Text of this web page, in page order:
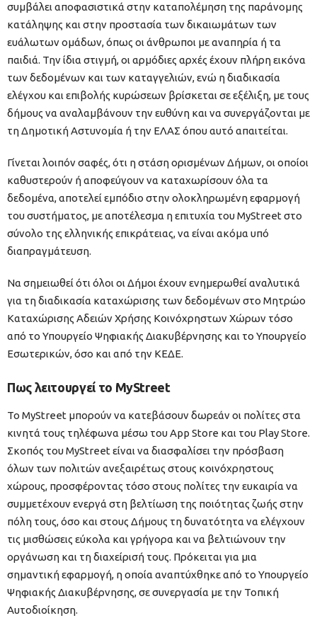
συμβάλει αποφασιστικά στην καταπολέμηση της παράνομης
κατάληψης και στην προστασία των δικαιωμάτων των
ευάλωτων ομάδων, όπως οι άνθρωποι με αναπηρία ή τα
παιδιά. Την ίδια στιγμή, οι αρμόδιες αρχές έχουν πλήρη εικόνα
των δεδομένων και των καταγγελιών, ενώ η διαδικασία
ελέγχου και επιβολής κυρώσεων βρίσκεται σε εξέλιξη, με τους
δήμους να αναλαμβάνουν την ευθύνη και να συνεργάζονται με
τη Δημοτική Αστυνομία ή την ΕΛΑΣ όπου αυτό απαιτείται.
Γίνεται λοιπόν σαφές, ότι η στάση ορισμένων Δήμων, οι οποίοι
καθυστερούν ή αποφεύγουν να καταχωρίσουν όλα τα
δεδομένα, αποτελεί εμπόδιο στην ολοκληρωμένη εφαρμογή
του συστήματος, με αποτέλεσμα η επιτυχία του MyStreet στο
σύνολο της ελληνικής επικράτειας, να είναι ακόμα υπό
διαπραγμάτευση.
Να σημειωθεί ότι όλοι οι Δήμοι έχουν ενημερωθεί αναλυτικά
για τη διαδικασία καταχώρισης των δεδομένων στο Μητρώο
Καταχώρισης Αδειών Χρήσης Κοινόχρηστων Χώρων τόσο
από το Υπουργείο Ψηφιακής Διακυβέρνησης και το Υπουργείο
Εσωτερικών, όσο και από την ΚΕΔΕ.
Πως λειτουργεί το MyStreet
Το MyStreet μπορούν να κατεβάσουν δωρεάν οι πολίτες στα
κινητά τους τηλέφωνα μέσω του App Store και του Play Store.
Σκοπός του MyStreet είναι να διασφαλίσει την πρόσβαση
όλων των πολιτών ανεξαιρέτως στους κοινόχρηστους
χώρους, προσφέροντας τόσο στους πολίτες την ευκαιρία να
συμμετέχουν ενεργά στη βελτίωση της ποιότητας ζωής στην
πόλη τους, όσο και στους Δήμους τη δυνατότητα να ελέγχουν
τις μισθώσεις εύκολα και γρήγορα και να βελτιώνουν την
οργάνωση και τη διαχείρισή τους. Πρόκειται για μια
σημαντική εφαρμογή, η οποία αναπτύχθηκε από το Υπουργείο
Ψηφιακής Διακυβέρνησης, σε συνεργασία με την Τοπική
Αυτοδιοίκηση.